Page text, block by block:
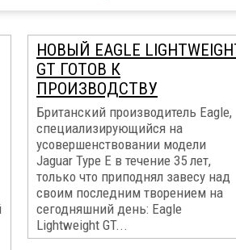
НОВЫЙ EAGLE
GT ГОТОВ К
ПРОИЗВОДСТВУ
Британский производитель Eagle,
специализирующийся на
усовершенствовании модели
Jaguar Type E в течение 35 лет,
только что приподнял завесу над
своим последним творением на
сегодняшний день: Eagle
Lightweight GT...